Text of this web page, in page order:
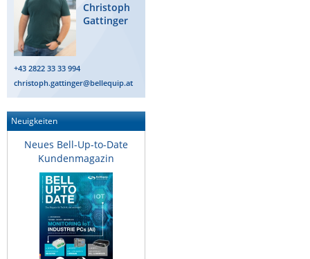
Christoph
Gattinger
+43 2822 33 33 994
christoph.gattinger@bellequip.at
Neuigkeiten
Neues Bell-Up-to-Date
Kundenmagazin